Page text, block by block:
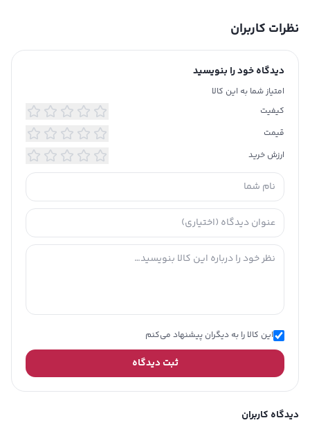
نظرات کاربران
دیدگاه خود را بنویسید
امتیاز شما به این کالا
کیفیت
قیمت
ارزش خرید
این کالا را به دیگران پیشنهاد می‌کنم
ثبت دیدگاه
دیدگاه کاربران